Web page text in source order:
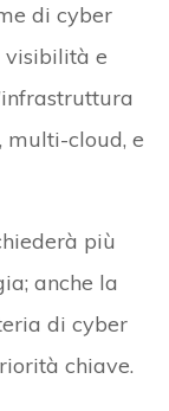
di cyber
visibilità e
multi-cloud, e
più
anche la
di cyber
chiave.